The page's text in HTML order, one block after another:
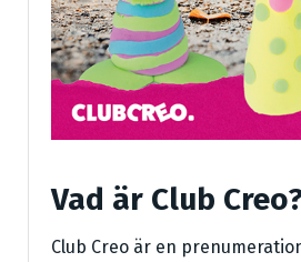
Vad är Club
Club Creo är en